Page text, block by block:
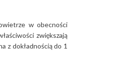
w obecności
zwiększają
z dokładnością do 1